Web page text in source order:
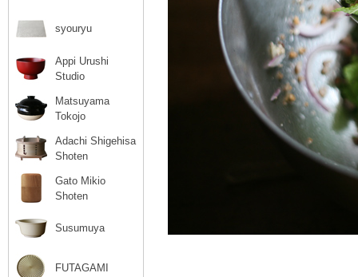
syouryu
Appi Urushi
Studio
Matsuyama
Tokojo
Adachi Shigehisa
Shoten
Gato Mikio
Shoten
Susumuya
FUTAGAMI